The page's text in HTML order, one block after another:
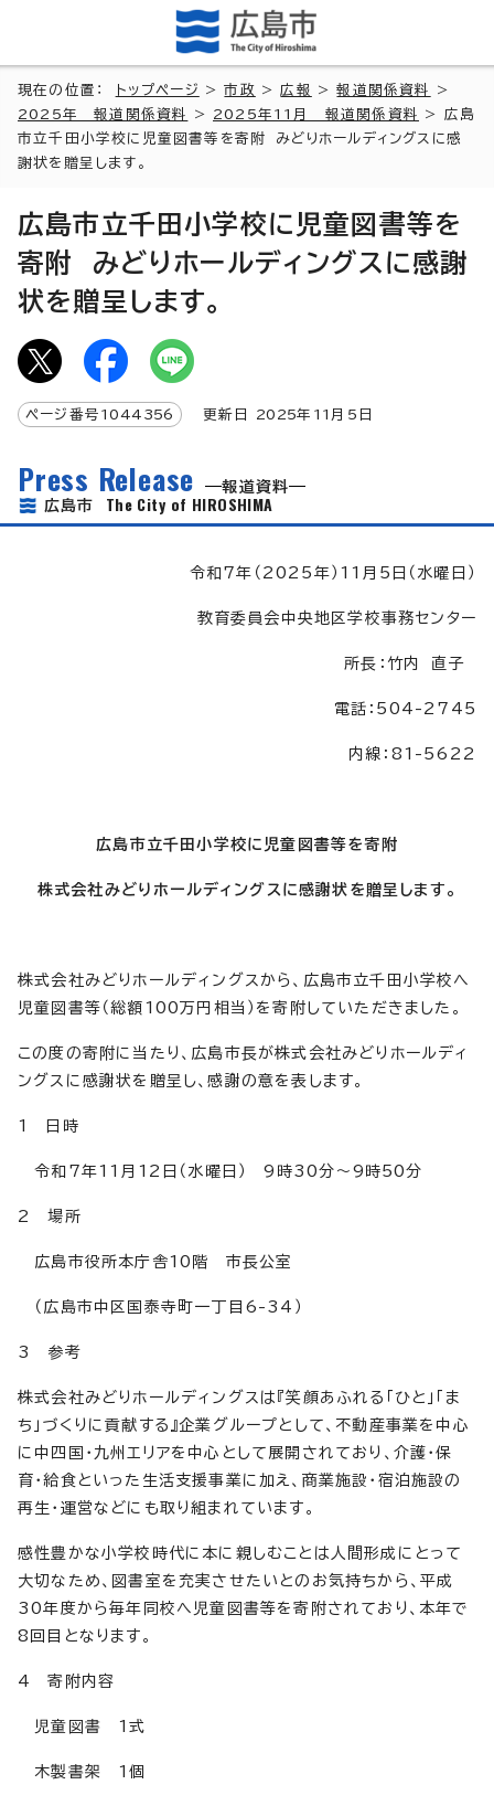
現在の位置： トップページ >市政 >広報 >報道関係資料
>
2025年 報道関係資料
> 2025年11月 報道関係資料
> 広島
市立千田小学校に児童図書等を寄附 みどりホールディングスに感
謝状を贈呈します。
広島市立千田小学校に児童図書等を
寄附 みどりホールディングスに感謝
状を贈呈します。
ページ番号 1044356 更新日 2025年 11 月5日
Press Release
報道資料
広島市 The City of HIROSHIMA
令和7年（2025年）11月5日（水曜日）
教育委員会中央地区学校事務センター
所長：竹内 直子
電話：504-2745
内線：81-5622
広島市立千田小学校に児童図書等を寄附
株式会社みどりホールディングスに感謝状を贈呈します。
株式会社みどりホールディングスから、広島市立千田小学校へ
児童図書等（総額100万円相当）を寄附していただきました。
この度の寄附に当たり、広島市長が株式会社みどりホールディ
ングスに感謝状を贈呈し、感謝の意を表します。
1 日時
令和7年11月12日（水曜日） 9時30分～9時50分
2 場所
広島市役所本庁舎10階 市長公室
（広島市中区国泰寺町一丁目6-34）
3 参考
株式会社みどりホールディングスは『笑顔あふれる「ひと」「ま
ち」づくりに貢献する』企業グループとして、不動産事業を中心
に中四国・九州エリアを中心として展開されており、介護・保
育・給食といった生活支援事業に加え、商業施設・宿泊施設の
再生・運営などにも取り組まれています。
感性豊かな小学校時代に本に親しむことは人間形成にとって
大切なため、図書室を充実させたいとのお気持ちから、平成
30年度から毎年同校へ児童図書等を寄附されており、本年で
8回目となります。
4 寄附内容
児童図書 1式
木製書架 1個